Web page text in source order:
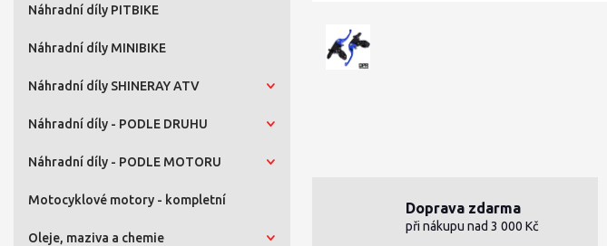
Náhradní díly PITBIKE
Náhradní díly MINIBIKE
Náhradní díly SHINERAY ATV
Náhradní díly - PODLE DRUHU
Náhradní díly - PODLE MOTORU
Motocyklové motory - kompletní
Oleje, maziva a chemie
Doprava zdarma
při nákupu nad 3 000 Kč